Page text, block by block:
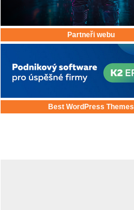
Partneři webu
Best WordPress Themes